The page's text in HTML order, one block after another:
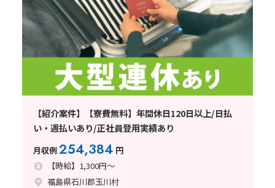
【紹介案件】【寮費無料】年間休日120日以上/日払
い・週払いあり/正社員登用実績あり
月収例254,384 円
【時給】1,300円～
福島県石川郡玉川村